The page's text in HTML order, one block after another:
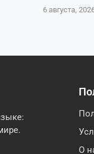
6 августа,
О